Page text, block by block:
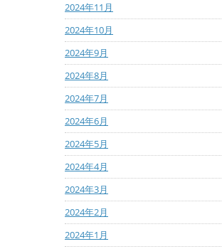
2024年11月
2024年10月
2024年9月
2024年8月
2024年7月
2024年6月
2024年5月
2024年4月
2024年3月
2024年2月
2024年1月